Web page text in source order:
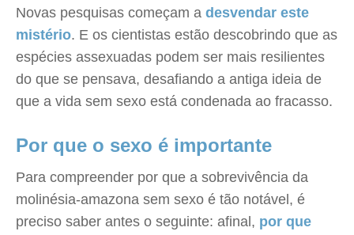
Novas pesquisas começam a desvendar este
mistério. E os cientistas estão descobrindo que as
espécies assexuadas podem ser mais resilientes
do que se pensava, desafiando a antiga ideia de
que a vida sem sexo está condenada ao fracasso.
Por que o sexo é importante
Para compreender por que a sobrevivência da
molinésia-amazona sem sexo é tão notável, é
preciso saber antes o seguinte: afinal, por que